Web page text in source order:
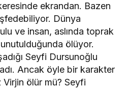
ekrandan. Bazen
Dünya
ve insan, aslında toprak
ölüyor.
Seyfi Dursunoğlu
Ancak öyle bir karakter
ölür mü? Seyfi